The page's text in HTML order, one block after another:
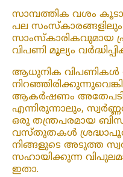
സാമ്പത്തിക വശം
പല
സാംസ്കാരികവുമായ
വിപണി മൂല്യം
ആധുനിക വിപണികൾ
ആകർഷണം അതേപടി
എന്നിരുന്നാലും,
ഒരു തന്ത്രപരമായ
വസ്തുതകൾ
നിങ്ങളുടെ അടുത്ത
സഹായിക്കുന്ന
ഇതാ.